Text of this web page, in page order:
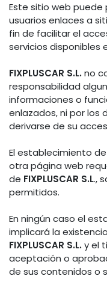
Este sitio web puede
usuarios enlaces a
fin de facilitar el
servicios disponibles
FIXPLUSCAR S.L.no
responsabilidad
informaciones o
enlazados, ni por los
derivarse de su
El establecimiento
otra página web
de FIXPLUSCAR S.L.,
permitidos.
En ningún caso el
implicará la
FIXPLUSCAR S.L.y el
aceptación o
de sus contenidos o